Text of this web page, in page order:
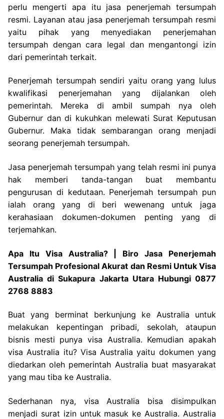
perlu mengerti apa itu jasa penerjemah tersumpah
resmi. Layanan atau jasa penerjemah tersumpah resmi
yaitu pihak yang menyediakan penerjemahan
tersumpah dengan cara legal dan mengantongi izin
dari pemerintah terkait.
Penerjemah tersumpah sendiri yaitu orang yang lulus
kwalifikasi penerjemahan yang dijalankan oleh
pemerintah. Mereka di ambil sumpah nya oleh
Gubernur dan di kukuhkan melewati Surat Keputusan
Gubernur. Maka tidak sembarangan orang menjadi
seorang penerjemah tersumpah.
Jasa penerjemah tersumpah yang telah resmi ini punya
hak memberi tanda-tangan buat membantu
pengurusan di kedutaan. Penerjemah tersumpah pun
ialah orang yang di beri wewenang untuk jaga
kerahasiaan dokumen-dokumen penting yang di
terjemahkan.
Apa Itu Visa Australia? | Biro Jasa Penerjemah
Tersumpah Profesional Akurat dan Resmi Untuk Visa
Australia di Sukapura Jakarta Utara Hubungi 0877
2768 8883
Buat yang berminat berkunjung ke Australia untuk
melakukan kepentingan pribadi, sekolah, ataupun
bisnis mesti punya visa Australia. Kemudian apakah
visa Australia itu? Visa Australia yaitu dokumen yang
diedarkan oleh pemerintah Australia buat masyarakat
yang mau tiba ke Australia.
Sederhanan nya, visa Australia bisa disimpulkan
menjadi surat izin untuk masuk ke Australia. Australia